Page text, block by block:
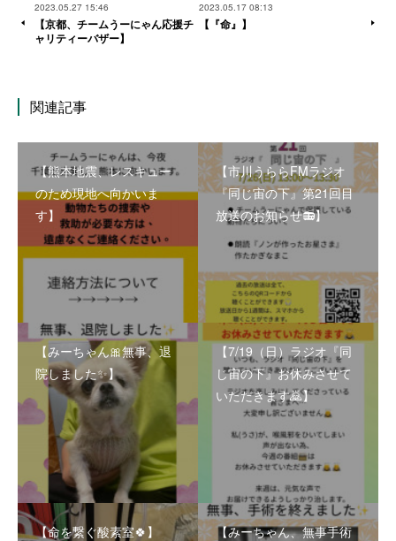
2023.05.27 15:46
【京都、チームうーにゃん応援チ
ャリティーバザー】
2023.05.17 08:13
【『命』】
関連記事
【熊本地震、レスキュー
のため現地へ向かいま
す】
【市川うららFMラジオ
『同じ宙の下』第21回目
放送のお知らせ📻】
【みーちゃん🎀無事、退
院しました✨】
【7/19（日）ラジオ『同
じ宙の下』お休みさせて
いただきます🙇】
【命を繋ぐ酸素室🍀】
【みーちゃん、無事手術